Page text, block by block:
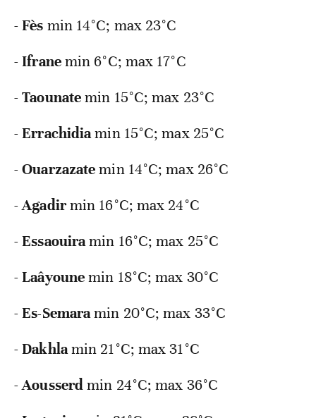
-Fès min 14°C; max 23°C
-Ifranemin 6°C; max 17°C
-Taounatemin 15°C; max 23°C
-Errachidiamin 15°C; max 25°C
-Ouarzazatemin 14°C; max 26°C
-Agadirmin 16°C; max 24°C
-Essaouiramin 16°C; max 25°C
-Laâyounemin 18°C; max 30°C
-Es-Semaramin 20°C; max 33°C
-Dakhlamin 21°C; max 31°C
-Aousserdmin 24°C; max 36°C